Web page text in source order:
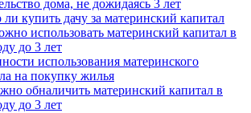
дома, не дожидаясь 3 лет
купить дачу за материнский капитал
использовать материнский капитал в
до 3 лет
использования материнского
на покупку жилья
обналичить материнский капитал в
до 3 лет